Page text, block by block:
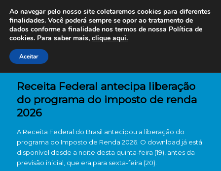
Receita Federal antecipa liberação
do programa do imposto de renda
2026
A Receita Federal do Brasil antecipou a liberação do
programa do Imposto de Renda 2026. O download já está
disponível desde a noite desta quinta-feira (19), antes da
previsão inicial, que era para sexta-feira (20).
Ao navegar pelo nosso site coletaremos cookies para diferentes
finalidades. Você poderá sempre se opor ao tratamento de
dados conforme a finalidade nos termos de nossa Política de
cookies. Para saber mais, clique aqui.
Aceitar